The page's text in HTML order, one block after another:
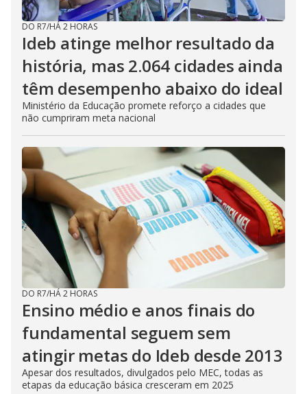
DO R7/HÁ 2 HORAS
Ideb atinge melhor resultado da
história, mas 2.064 cidades ainda
têm desempenho abaixo do ideal
Ministério da Educação promete reforço a cidades que
não cumpriram meta nacional
DO R7/HÁ 2 HORAS
Ensino médio e anos finais do
fundamental seguem sem
atingir metas do Ideb desde 2013
Apesar dos resultados, divulgados pelo MEC, todas as
etapas da educação básica cresceram em 2025